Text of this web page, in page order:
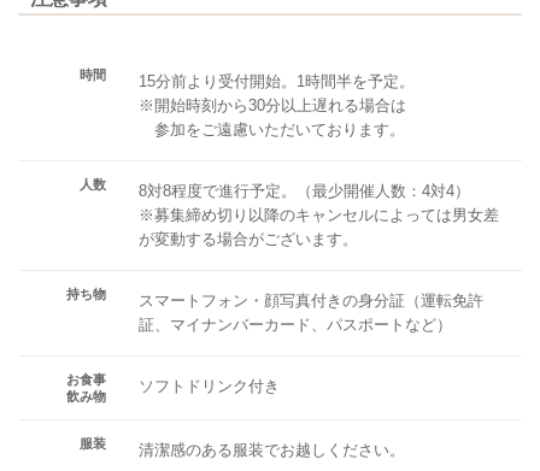
時間
15分前より受付開始。1時間半を予定。
※開始時刻から30分以上遅れる場合は
参加をご遠慮いただいております。
人数
8対8程度で進行予定。（最少開催人数：4対4）
※募集締め切り以降のキャンセルによっては男女差
が変動する場合がございます。
持ち物
スマートフォン・顔写真付きの身分証（運転免許
証、マイナンバーカード、パスポートなど）
お食事
飲み物
ソフトドリンク付き
服装 清潔感のある服装でお越しください。